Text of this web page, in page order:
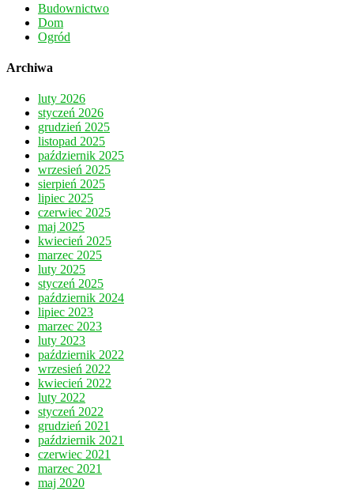
Budownictwo
Dom
Ogród
Archiwa
luty 2026
styczeń 2026
grudzień 2025
listopad 2025
październik 2025
wrzesień 2025
sierpień 2025
lipiec 2025
czerwiec 2025
maj 2025
kwiecień 2025
marzec 2025
luty 2025
styczeń 2025
październik 2024
lipiec 2023
marzec 2023
luty 2023
październik 2022
wrzesień 2022
kwiecień 2022
luty 2022
styczeń 2022
grudzień 2021
październik 2021
czerwiec 2021
marzec 2021
maj 2020